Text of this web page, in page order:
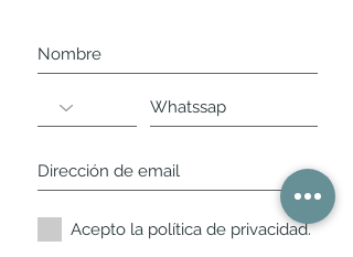
Acepto la política de privacidad.